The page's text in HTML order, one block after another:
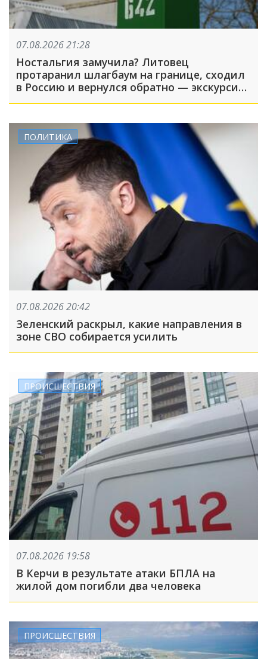
07.08.2026 21:28
Ностальгия замучила? Литовец
протаранил шлагбаум на границе, сходил
в Россию и вернулся обратно — экскурсия
ПОЛИТИКА
07.08.2026 20:42
Зеленский раскрыл, какие направления в
зоне СВО собирается усилить
ПРОИСШЕСТВИЯ
07.08.2026 19:58
В Керчи в результате атаки БПЛА на
жилой дом погибли два человека
ПРОИСШЕСТВИЯ